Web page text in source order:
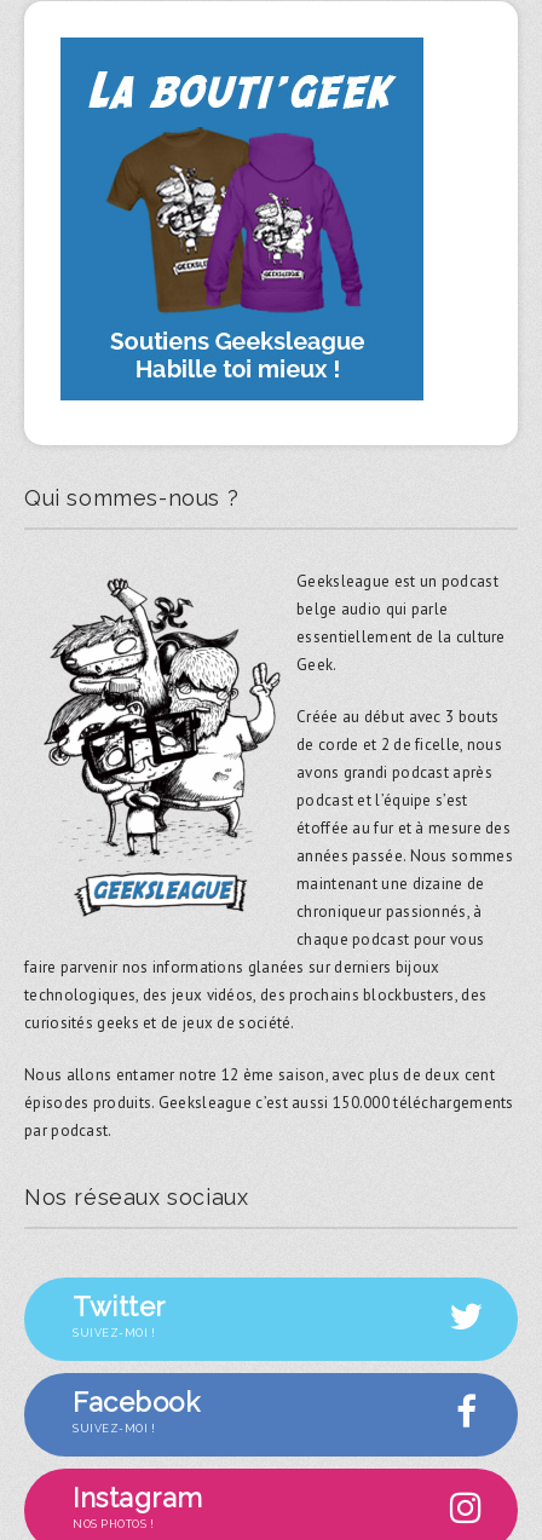
Qui sommes-nous ?
Geeksleague est un podcast
belge audio qui parle
essentiellement de la culture
Geek.
Créée au début avec 3 bouts
de corde et 2 de ficelle, nous
avons grandi podcast après
podcast et l’équipe s’est
étoffée au fur et à mesure des
années passée. Nous sommes
maintenant une dizaine de
chroniqueur passionnés, à
chaque podcast pour vous
faire parvenir nos informations glanées sur derniers bijoux
technologiques, des jeux vidéos, des prochains blockbusters, des
curiosités geeks et de jeux de société.
Nous allons entamer notre 12 ème saison, avec plus de deux cent
épisodes produits. Geeksleague c’est aussi 150.000 téléchargements
par podcast.
Nos réseaux sociaux
Twitter
SUIVEZ-MOI !
Facebook
SUIVEZ-MOI !
Instagram
NOS PHOTOS !